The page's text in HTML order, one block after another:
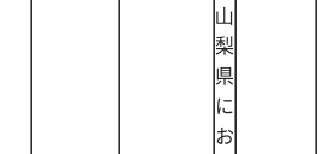
⼭
梨
県
に
お